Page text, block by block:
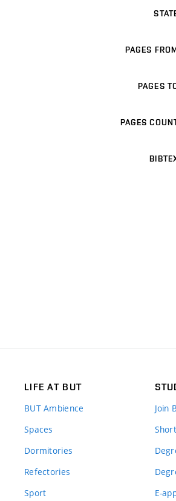
PAGES
PAGES
PAGES
LIFE AT BUT
BUT Ambience
Spaces
Dormitories
Refectories
Sport
Join
E-